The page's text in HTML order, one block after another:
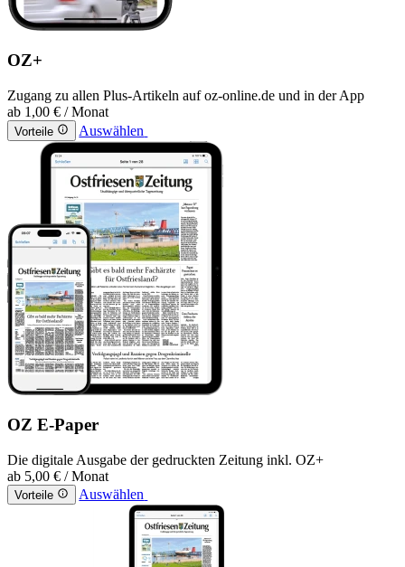
OZ+
Zugang zu allen Plus-Artikeln auf oz-online.de und in der App
ab 1,00 € / Monat
Vorteile Auswählen
OZ E-Paper
Die digitale Ausgabe der gedruckten Zeitung inkl. OZ+
ab 5,00 € / Monat
Vorteile Auswählen